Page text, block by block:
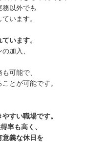
以外でも
います。
います。
加入、
可能で、
とが可能です。
すい職場です。
率も高く、
意義な休日を